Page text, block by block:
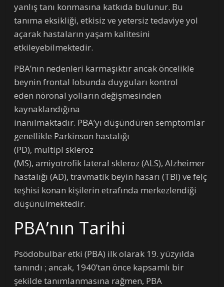
yanlış tanı konmasına katkıda bulunur. Bu
tanıma eksikliği, etkisiz ve yetersiz tedaviye yol
açarak hastaların yaşam kalitesini
etkileyebilmektedir.
PBA’nın nedenleri karmaşıktır ancak öncelikle
beynin frontal lobunda duyguları kontrol
eden nöronal yolların değişmesinden
kaynaklandığına
inanılmaktadır. PBA’yı düşündüren semptomlar
genellikle Parkinson hastalığı
(PD), multipl skleroz
(MS), amiyotrofik lateral skleroz (ALS), Alzheimer
hastalığı (AD), travmatik beyin hasarı (TBI) ve felç
teşhisi konan kişilerin etrafında merkezlendiği
düşünülmektedir.
PBA’nın Tarihi
Psödobulbar etki (PBA) ilk olarak 19. yüzyılda
tanındı ; ancak, 1940’tan önce kapsamlı bir
şekilde tanımlanmasına rağmen, PBA